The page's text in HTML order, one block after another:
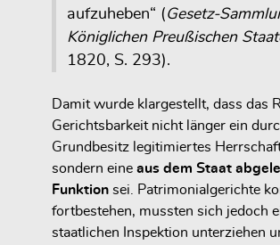
aufzuheben“ (Gesetz-
Königlichen Preußischen
1820, S. 293).
Damit wurde klargestellt, dass das
Gerichtsbarkeit nicht länger ein
Grundbesitz legitimiertes
sondern eine aus dem Staat
Funktion sei. Patrimonialgerichte
fortbestehen, mussten sich jedoch
staatlichen Inspektion unterziehen